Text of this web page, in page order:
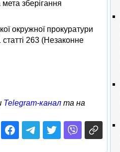
зберігання
окружної прокуратури
263 (Незаконне
Telegram-канал та на